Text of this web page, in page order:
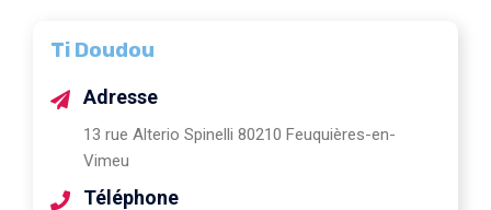
Ti Doudou
Adresse
13 rue Alterio Spinelli 80210 Feuquières-en-
Vimeu
Téléphone